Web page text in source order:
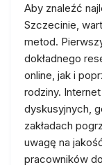
Aby znaleźć
Szczecinie,
metod.
dokładnego
online, jak i
rodziny.
dyskusyjnych,
zakładach
uwagę na
pracowników